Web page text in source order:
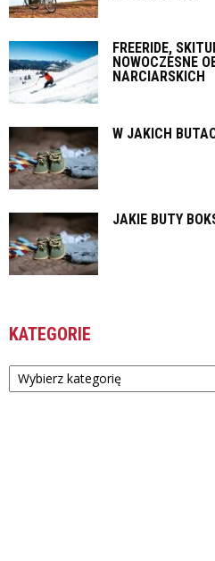
FREERIDE,
NOWOCZESNE
NARCIARSKICH
W JAKICH
JAKIE BUTY
KATEGORIE
Kategorie